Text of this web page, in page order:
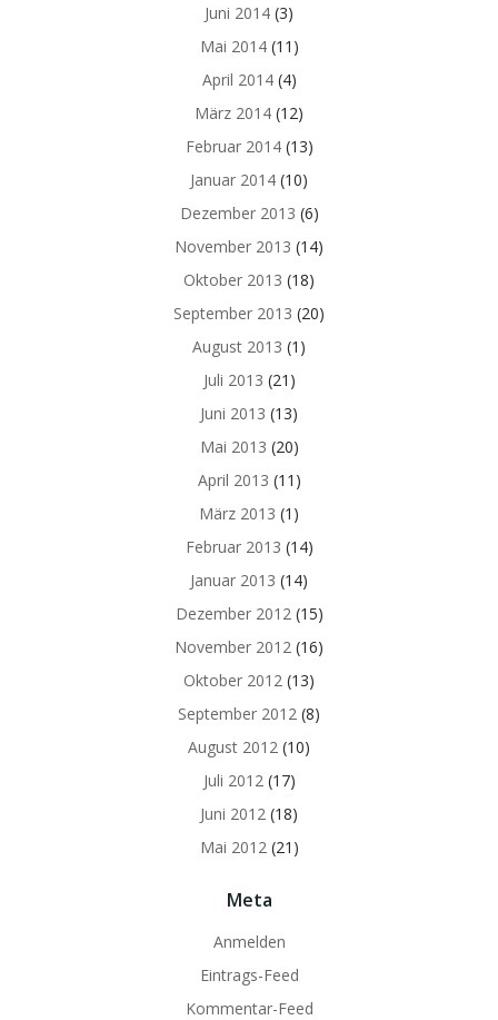
Juni 2014 (3)
Mai 2014(11)
April 2014(4)
März 2014 (12)
Februar 2014(13)
Januar 2014 (10)
Dezember 2013 (6)
November 2013 (14)
Oktober 2013 (18)
September 2013 (20)
August 2013 (1)
Juli 2013 (21)
Juni 2013 (13)
Mai 2013 (20)
April 2013 (11)
März 2013 (1)
Februar 2013 (14)
Januar 2013 (14)
Dezember 2012 (15)
November 2012 (16)
Oktober 2012 (13)
September 2012 (8)
August 2012 (10)
Juli 2012 (17)
Juni 2012 (18)
Mai 2012 (21)
Meta
Anmelden
Eintrags-Feed
Kommentar-Feed